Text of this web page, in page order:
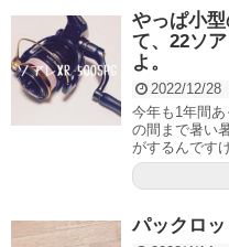
やっぱ小
て、22ソ
よ。
2022/12/28
今年も1年間
の間まで暑い
がするんです
パックロ